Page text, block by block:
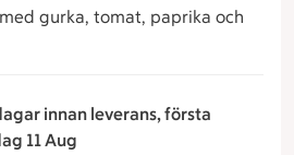
gurka, tomat, paprika och
innan leverans, första
11 Aug